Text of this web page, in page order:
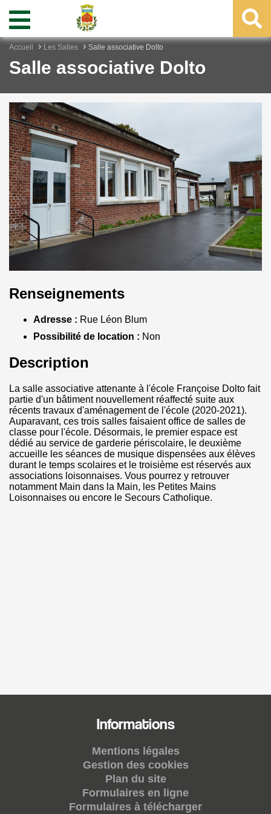
Accueil Les Salles Salle associative Dolto
Salle associative Dolto
Renseignements
Adresse : Rue Léon Blum
Possibilité de location : Non
Description
La salle associative attenante à l'école Françoise Dolto fait
partie d'un bâtiment nouvellement réaffecté suite aux
récents travaux d'aménagement de l'école (2020-2021).
Auparavant, ces trois salles faisaient office de salles de
classe pour l'école. Désormais, le premier espace est
dédié au service de garderie périscolaire, le deuxième
accueille les séances de musique dispensées aux élèves
durant le temps scolaires et le troisième est réservés aux
associations loisonnaises. Vous pourrez y retrouver
notamment Main dans la Main, les Petites Mains
Loisonnaises ou encore le Secours Catholique.
Informations
Mentions légales
Gestion des cookies
Plan du site
Formulaires en ligne
Formulaires à télécharger